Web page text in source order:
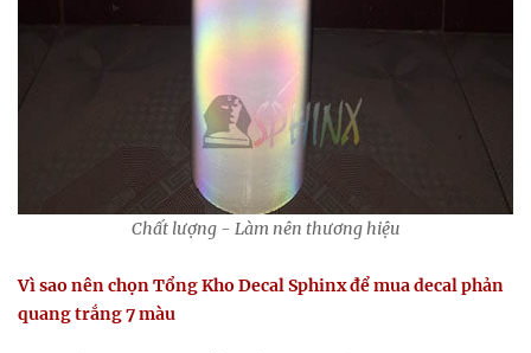
Chất lượng - Làm nên thương hiệu
Vì sao nên chọn Tổng Kho Decal Sphinx để mua decal phản
quang trắng 7 màu